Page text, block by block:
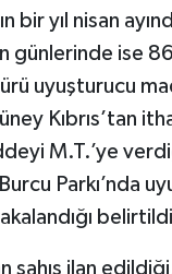
bir yıl nisan
günlerinde ise
uyuşturucu
Kıbrıs’tan
M.T.’ye
Parkı’nda
şahıs ilan